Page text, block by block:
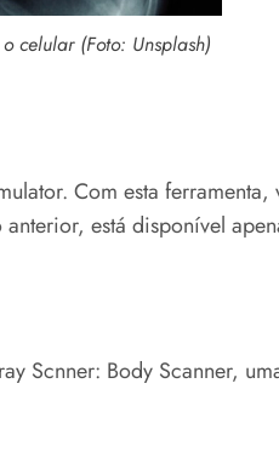
celular (Foto: Unsplash)
Com esta
está disponível
Scnner: Body Scanner,